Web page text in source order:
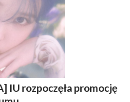
IU rozpoczęła promocję